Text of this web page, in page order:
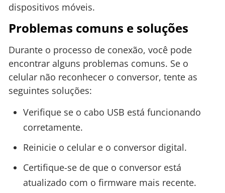
dispositivos móveis.
Problemas comuns e soluções
Durante o processo de conexão, você pode
encontrar alguns problemas comuns. Se o
celular não reconhecer o conversor, tente as
seguintes soluções:
Verifique se o cabo USB está funcionando
corretamente.
Reinicie o celular e o conversor digital.
Certifique-se de que o conversor está
atualizado com o firmware mais recente.